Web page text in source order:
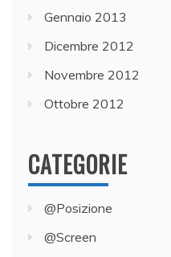
Gennaio 2013
Dicembre 2012
Novembre 2012
Ottobre 2012
CATEGORIE
@Posizione
@Screen